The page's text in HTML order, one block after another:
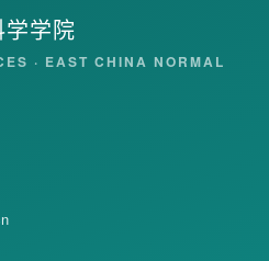
学院
· EAST CHINA NORMAL